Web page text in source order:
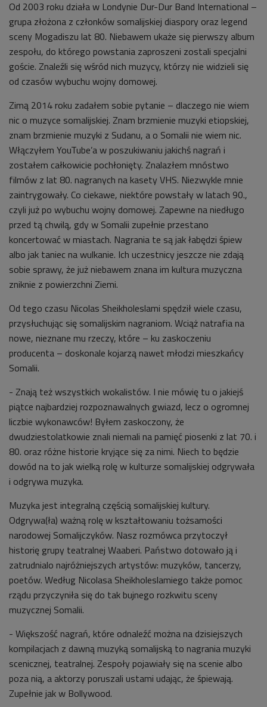
Od 2003 roku działa w Londynie Dur-Dur Band International –
grupa złożona z członków somalijskiej diaspory oraz legend
sceny Mogadiszu lat 80. Niebawem ukaże się pierwszy album
zespołu, do którego powstania zaproszeni zostali specjalni
goście. Znaleźli się wśród nich muzycy, którzy nie widzieli się
od czasów wybuchu wojny domowej.
Zimą 2014 roku zadałem sobie pytanie – dlaczego nie wiem
nic o muzyce somalijskiej. Znam brzmienie muzyki etiopskiej,
znam brzmienie muzyki z Sudanu, a o Somalii nie wiem nic.
Włączyłem YouTube’a w poszukiwaniu jakichś nagrań i
zostałem całkowicie pochłonięty. Znalazłem mnóstwo
filmów z lat 80. nagranych na kasety VHS. Niezwykle mnie
zaintrygowały. Co ciekawe, niektóre powstały w latach 90.,
czyli już po wybuchu wojny domowej. Zapewne na niedługo
przed tą chwilą, gdy w Somalii zupełnie przestano
koncertować w miastach. Nagrania te są jak łabędzi śpiew
albo jak taniec na wulkanie. Ich uczestnicy jeszcze nie zdają
sobie sprawy, że już niebawem znana im kultura muzyczna
zniknie z powierzchni Ziemi.
Od tego czasu Nicolas Sheikholeslami spędził wiele czasu,
przysłuchując się somalijskim nagraniom. Wciąż natrafia na
nowe, nieznane mu rzeczy, które – ku zaskoczeniu
producenta – doskonale kojarzą nawet młodzi mieszkańcy
Somalii.
- Znają też wszystkich wokalistów. I nie mówię tu o jakiejś
piątce najbardziej rozpoznawalnych gwiazd, lecz o ogromnej
liczbie wykonawców! Byłem zaskoczony, że
dwudziestolatkowie znali niemali na pamięć piosenki z lat 70. i
80. oraz różne historie kryjące się za nimi. Niech to będzie
dowód na to jak wielką rolę w kulturze somalijskiej odgrywała
i odgrywa muzyka.
Muzyka jest integralną częścią somalijskiej kultury.
Odgrywa(ła) ważną rolę w kształtowaniu tożsamości
narodowej Somalijczyków. Nasz rozmówca przytoczył
historię grupy teatralnej Waaberi. Państwo dotowało ją i
zatrudnialo najróżniejszych artystów: muzyków, tancerzy,
poetów. Według Nicolasa Sheikholeslamiego także pomoc
rządu przyczyniła się do tak bujnego rozkwitu sceny
muzycznej Somalii.
- Większość nagrań, które odnaleźć można na dzisiejszych
kompilacjach z dawną muzyką somalijską to nagrania muzyki
scenicznej, teatralnej. Zespoły pojawiały się na scenie albo
poza nią, a aktorzy poruszali ustami udając, że śpiewają.
Zupełnie jak w Bollywood.